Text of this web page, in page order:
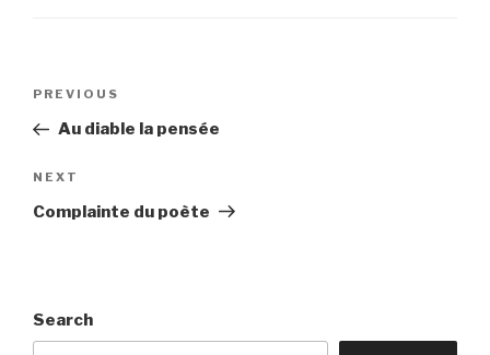
Previous
Post
PREVIOUS
Au diable la pensée
Next
Post
NEXT
Complainte du poète
Search